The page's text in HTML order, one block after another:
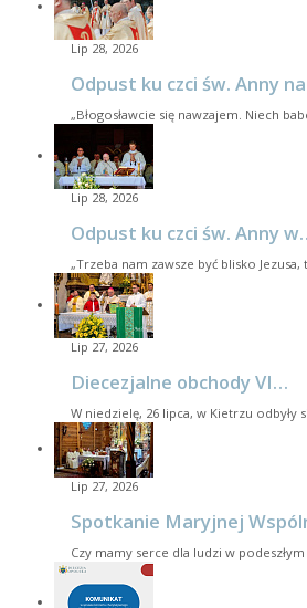
Lip 28, 2026
Odpust ku czci św. Anny
„Błogosławcie się nawzajem. Niech
Lip 28, 2026
Odpust ku czci św. Anny
„Trzeba nam zawsze być blisko
Lip 27, 2026
Diecezjalne obchody VI…
W niedzielę, 26 lipca, w Kietrzu
Lip 27, 2026
Spotkanie Maryjnej
Czy mamy serce dla ludzi w